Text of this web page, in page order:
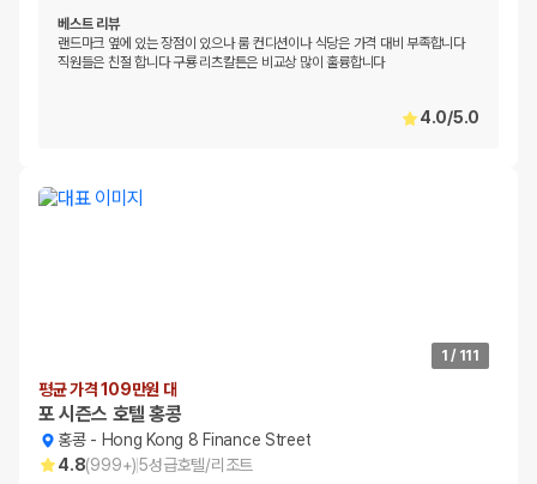
베스트 리뷰
랜드마크 옆에 있는 장점이 있으나 룸 컨디션이나 식당은 가격 대비 부족합니다
직원들은 친절 합니다 구룡 리츠칼튼은 비교상 많이 훌륭합니다
4.0/5.0
1 / 111
평균 가격 109만원 대
포 시즌스 호텔 홍콩
홍콩- Hong Kong 8 Finance Street
4.8(999+)5성급호텔/리조트